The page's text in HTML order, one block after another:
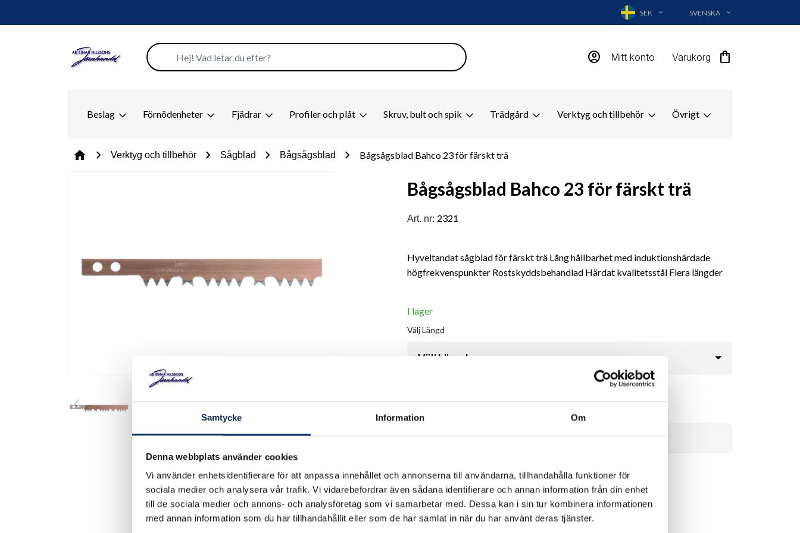
Samtycke Information Om
Denna webbplats använder cookies
Vi använder enhetsidentifierare för att anpassa innehållet och annonserna till användarna, tillhandahålla funktioner för
sociala medier och analysera vår trafik. Vi vidarebefordrar även sådana identifierare och annan information från din enhet
till de sociala medier och annons- och analysföretag som vi samarbetar med. Dessa kan i sin tur kombinera informationen
med annan information som du har tillhandahållit eller som de har samlat in när du har använt deras tjänster.
SEK EXPAND_MORE SVENSKA EXPAND_MORE
account_circle Mitt konto Varukorg shopping_bag
Beslag Förnödenheter Fjädrar Profiler och plåt Skruv, bult och spik Trädgård Verktyg och tillbehör Övrigt
home chevron_right Verktyg och tillbehör chevron_right Sågblad chevron_right Bågsågsblad chevron_right Bågsågsblad Bahco 23 för färskt trä
Bågsågsblad Bahco 23 för färskt trä
Art. nr: 2321
Hyveltandat sågblad för färskt trä Lång hållbarhet med induktionshärdade
högfrekvenspunkter Rostskyddsbehandlad Härdat kvalitetsstål Flera längder
I lager
VäljLängd
Välj Längd
Antal
remove add Lägg i varukorg